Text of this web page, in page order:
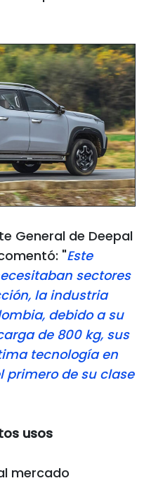
General de Deepal
"Este
sectores
la industria
debido a su
de 800 kg, sus
tecnología en
primero de su clase
usos
mercado